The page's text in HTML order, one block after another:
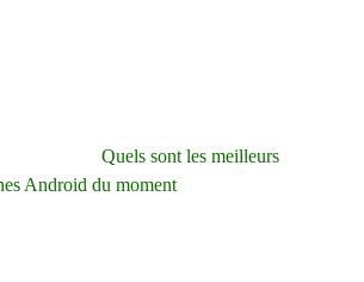
Quels sont les meilleurs
Android du moment